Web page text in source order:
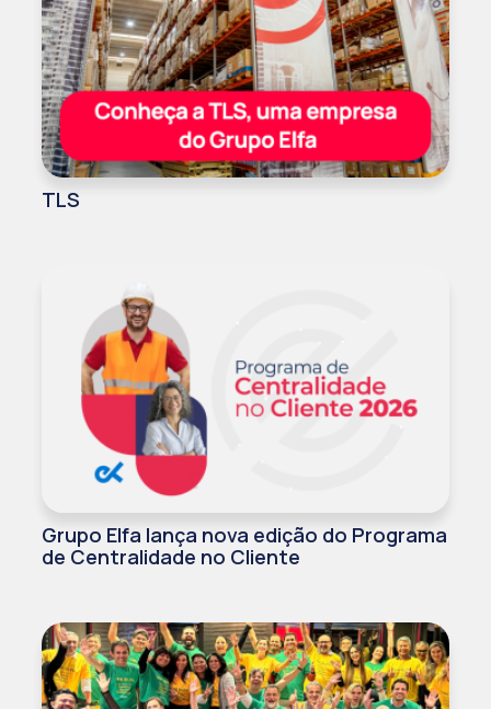
TLS
Grupo Elfa lança nova edição do Programa
de Centralidade no Cliente